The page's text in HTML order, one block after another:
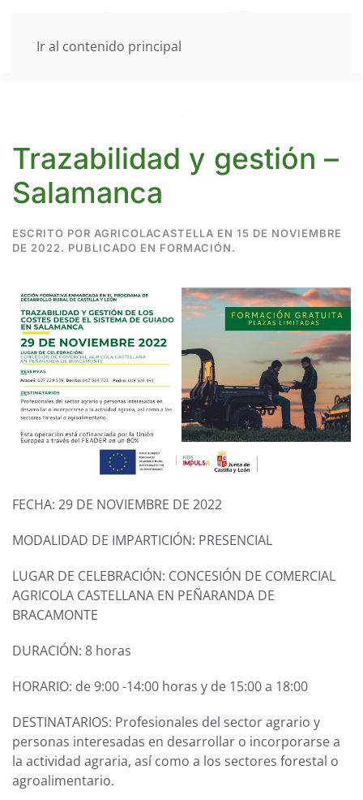
Ir al contenido principal
Trazabilidad y gestión –
Salamanca
ESCRITO POR AGRICOLACASTELLA EN 15 DE NOVIEMBRE
DE 2022. PUBLICADO EN FORMACIÓN.
FECHA: 29 DE NOVIEMBRE DE 2022
MODALIDAD DE IMPARTICIÓN: PRESENCIAL
LUGAR DE CELEBRACIÓN: CONCESIÓN DE COMERCIAL
AGRICOLA CASTELLANA EN PEÑARANDA DE
BRACAMONTE
DURACIÓN: 8 horas
HORARIO: de 9:00 -14:00 horas y de 15:00 a 18:00
DESTINATARIOS: Profesionales del sector agrario y
personas interesadas en desarrollar o incorporarse a
la actividad agraria, así como a los sectores forestal o
agroalimentario.